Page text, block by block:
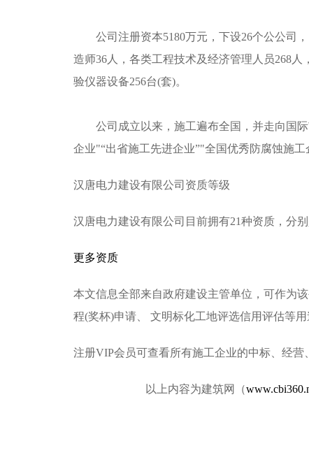
公司注册资本5180万元，下设26个公公司，
造师36人，各类工程技术及经济管理人员268
验仪器设备256台(套)。
公司成立以来，施工遍布全国，并走向国际
企业"“出省施工先进企业”"全国优秀防腐蚀施
汉唐电力建设有限公司资质等级
汉唐电力建设有限公司目前拥有21种资质，分别
更多资质
本文信息全部来自政府建设主管单位，可作为
程(奖杯)申请、 文明标化工地评选信用评估等用
注册VIP会员可查看所有施工企业的中标、经营
以上内容为建筑网（